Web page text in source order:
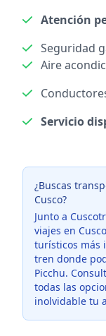
Atención
Seguridad
Aire
Servicio
¿Buscas
Cusco?
Junto a
viajes en
turísticos más
tren donde
Picchu.
todas las
inolvidable tu